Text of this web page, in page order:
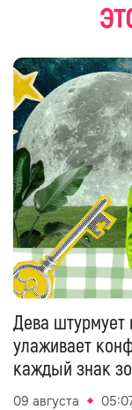
Дева штурмует
улаживает
каждый знак
09 августа